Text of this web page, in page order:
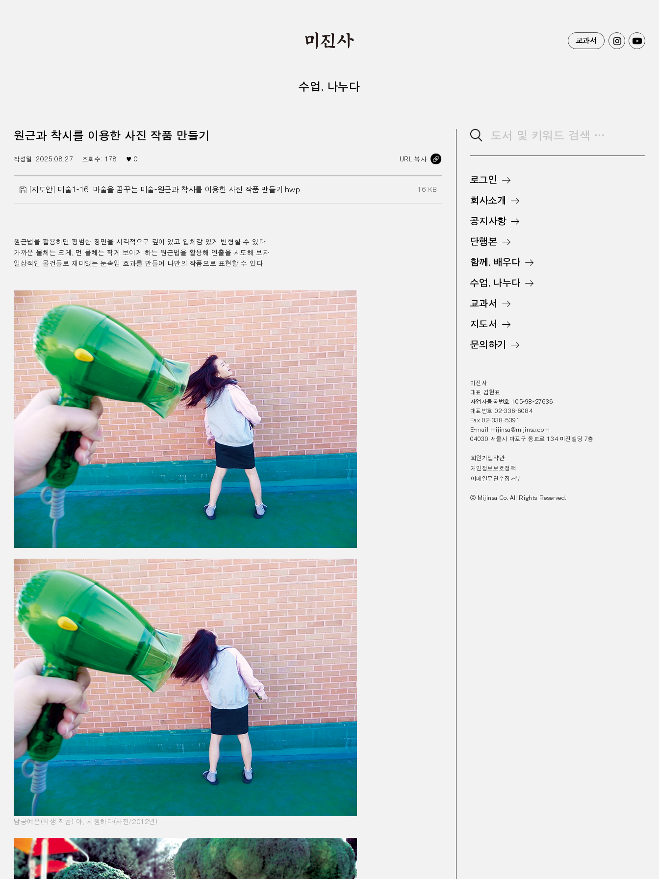
교과서
수업, 나누다
원근과 착시를 이용한 사진 작품 만들기
작성일: 2025.08.27 조회수: 178 ♥ 0 URL 복사
[지도안] 미술1-16. 마술을 꿈꾸는 미술-원근과 착시를 이용한 사진 작품 만들기.hwp 16 KB
원근법을 활용하면 평범한 장면을 시각적으로 깊이 있고 입체감 있게 변형할 수 있다.
가까운 물체는 크게, 먼 물체는 작게 보이게 하는 원근법을 활용해 연출을 시도해 보자.
일상적인 물건들로 재미있는 눈속임 효과를 만들어 나만의 작품으로 표현할 수 있다.
남궁예은(학생 작품) 아, 시원하다(사진/2012년)
로그인
회사소개
공지사항
단행본
함께, 배우다
수업, 나누다
교과서
지도서
문의하기
미진사
대표 김현표
사업자등록번호 105-98-27636
대표번호 02-336-6084
Fax 02-338-5391
E-mail mijinsa@mijinsa.com
04030 서울시 마포구 동교로 134 미진빌딩 7층
회원가입약관
개인정보보호정책
이메일무단수집거부
ⓒ Mijinsa Co. All Rights Reserved.